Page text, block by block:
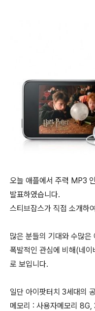
오늘 애플에서 주력 MP3
발표하였습니다.
스티브잡스가 직접 소개하
많은 분들의 기대와 수많은
폭발적인 관심에 비해(네
로 보입니다.
일단 아이팟터치 3세대의
메모리 : 사용자메모리